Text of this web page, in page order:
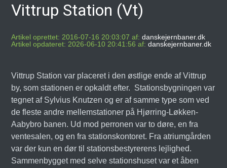
Vittrup Station (Vt)
Artikel oprettet: 2016-07-16 20:03:07 af: danskejernbaner.dk
Artikel opdateret: 2026-06-10 20:41:56 af: danskejernbaner.dk
Vittrup Station var placeret i den østlige ende af Vittrup
by, som stationen er opkaldt efter. Stationsbygningen var
tegnet af Sylvius Knutzen og er af samme type som ved
de fleste andre mellemstationer på Hjørring-Løkken-
Aabybro banen. Ud mod perronen var to døre, en fra
ventesalen, og en fra stationskontoret. Fra atriumgården
var der kun en dør til stationsbestyrerens lejlighed.
Sammenbygget med selve stationshuset var et åben